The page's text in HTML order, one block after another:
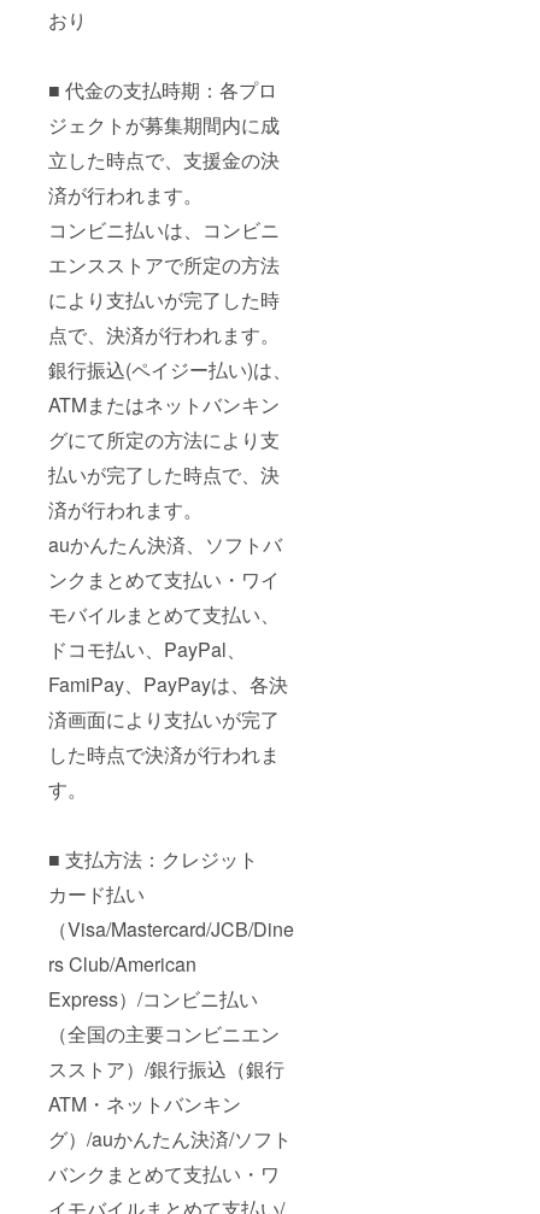
おり
■ 代金の支払時期：各プロ
ジェクトが募集期間内に成
立した時点で、支援金の決
済が行われます。
コンビニ払いは、コンビニ
エンスストアで所定の方法
により支払いが完了した時
点で、決済が行われます。
銀行振込(ペイジー払い)は、
ATMまたはネットバンキン
グにて所定の方法により支
払いが完了した時点で、決
済が行われます。
auかんたん決済、ソフトバ
ンクまとめて支払い・ワイ
モバイルまとめて支払い、
ドコモ払い、PayPal、
FamiPay、PayPayは、各決
済画面により支払いが完了
した時点で決済が行われま
す。
■ 支払方法：クレジット
カード払い
（Visa/Mastercard/JCB/Dine
rs Club/American
Express）/コンビニ払い
（全国の主要コンビニエン
スストア）/銀行振込（銀行
ATM・ネットバンキン
グ）/auかんたん決済/ソフト
バンクまとめて支払い・ワ
イモバイルまとめて支払い/